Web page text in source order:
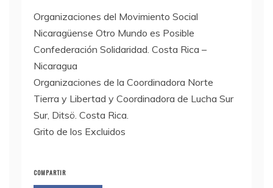
Organizaciones del Movimiento Social
Nicaragüense Otro Mundo es Posible
Confederación Solidaridad. Costa Rica –
Nicaragua
Organizaciones de la Coordinadora Norte
Tierra y Libertad y Coordinadora de Lucha Sur
Sur, Ditsö. Costa Rica.
Grito de los Excluidos
COMPARTIR